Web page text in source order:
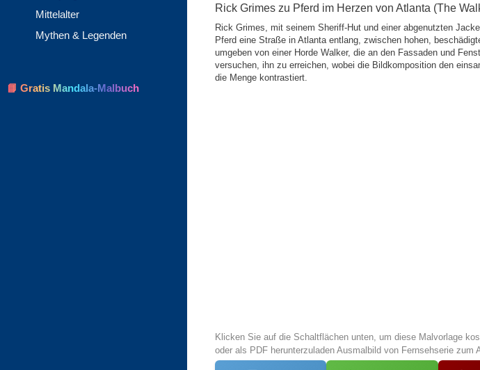
Rick Grimes zu Pferd im Herzen von Atlanta (The
Rick Grimes, mit seinem Sheriff-Hut und einer abgenutzten
Pferd eine Straße in Atlanta entlang, zwischen hohen,
umgeben von einer Horde Walker, die an den Fassaden und
versuchen, ihn zu erreichen, wobei die Bildkomposition den
die Menge kontrastiert.
Klicken Sie auf die Schaltflächen unten, um diese Malvorlage
oder als PDF herunterzuladen Ausmalbild von Fernsehserie zum
Mittelalter
Mythen & Legenden
📘 Gratis Mandala-Malbuch